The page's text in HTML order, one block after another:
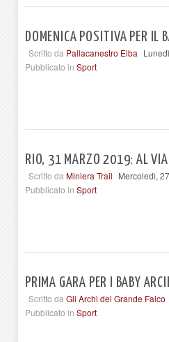
DOMENICA POSITIVA PER IL
Scritto da Pallacanestro Elba
Pubblicato in Sport
RIO, 31 MARZO 2019: AL
Scritto da Miniera Trail Mercoledì,
Pubblicato in Sport
PRIMA GARA PER I BABY
Scritto da Gli Archi del Grande Falco
Pubblicato in Sport